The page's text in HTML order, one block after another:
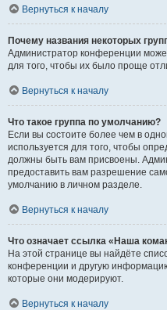
Вернуться к началу
Почему названия некоторых
Администратор конференции
для того, чтобы их было проще
Вернуться к началу
Что такое группа по умолчанию?
Если вы состоите более чем в
используется для того, чтобы
должны быть вам присвоены.
предоставить вам разрешение
умолчанию в личном разделе.
Вернуться к началу
Что означает ссылка «Наша
На этой странице вы найдёте
конференции и другую
которые они модерируют.
Вернуться к началу